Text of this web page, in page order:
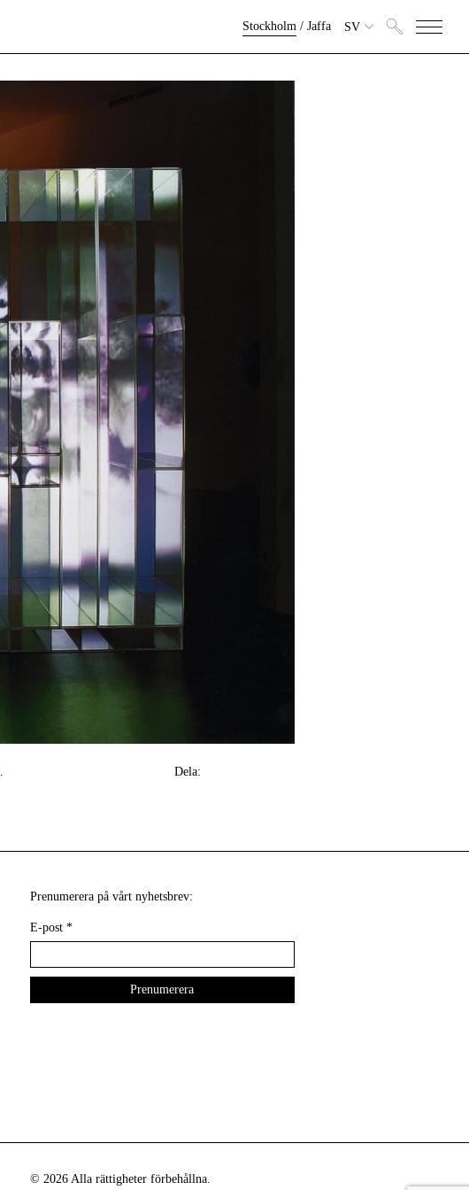
Stockholm/ Jaffa SV
Dela:
Prenumerera på vårt nyhetsbrev:
E-post *
© 2026 Alla rättigheter förbehållna.